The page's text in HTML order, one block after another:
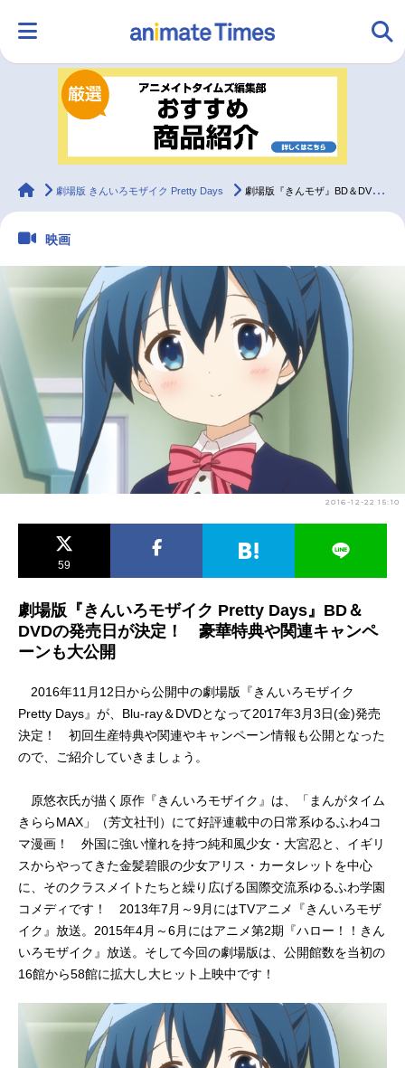
ランキング アニメ
ラジオ
配信・Vtuber トレンド 無料マンガ
最新記事一覧
アニメ記事一覧 声優記事一覧
アニメ映画一覧 実写化映画一覧
今期アニメ曜日別一覧
秋アニメ 冬アニメ
FOLLOW US
animateTimes
劇場版 きんいろモザイク Pretty Days 劇場版『きんモザ』BD＆DVDの発売日や豪華特典などを大公開
映画
2016-12-22 15:10
59
劇場版『きんいろモザイク Pretty Days』BD＆
DVDの発売日が決定！ 豪華特典や関連キャンペ
ーンも大公開
2016年11月12日から公開中の劇場版『きんいろモザイク
Pretty Days』が、Blu-ray＆DVDとなって2017年3月3日(金)発売
決定！ 初回生産特典や関連やキャンペーン情報も公開となった
ので、ご紹介していきましょう。
原悠衣氏が描く原作『きんいろモザイク』は、「まんがタイム
きららMAX」（芳文社刊）にて好評連載中の日常系ゆるふわ4コ
マ漫画！ 外国に強い憧れを持つ純和風少女・大宮忍と、イギリ
スからやってきた金髪碧眼の少女アリス・カータレットを中心
に、そのクラスメイトたちと繰り広げる国際交流系ゆるふわ学園
コメディです！ 2013年7月～9月にはTVアニメ『きんいろモザ
イク』放送。2015年4月～6月にはアニメ第2期『ハロー！！きん
いろモザイク』放送。そして今回の劇場版は、公開館数を当初の
16館から58館に拡大し大ヒット上映中です！